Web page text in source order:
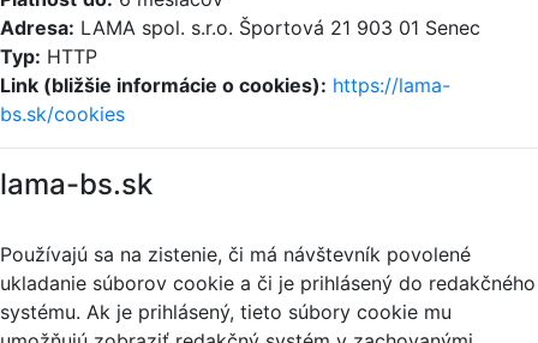
Adresa: LAMA spol. s.r.o. Športová 21 903 01 Senec
Typ: HTTP
Link (bližšie informácie o cookies): https://lama-
bs.sk/cookies
lama-bs.sk
Používajú sa na zistenie, či má návštevník povolené
ukladanie súborov cookie a či je prihlásený do redakčného
systému. Ak je prihlásený, tieto súbory cookie mu